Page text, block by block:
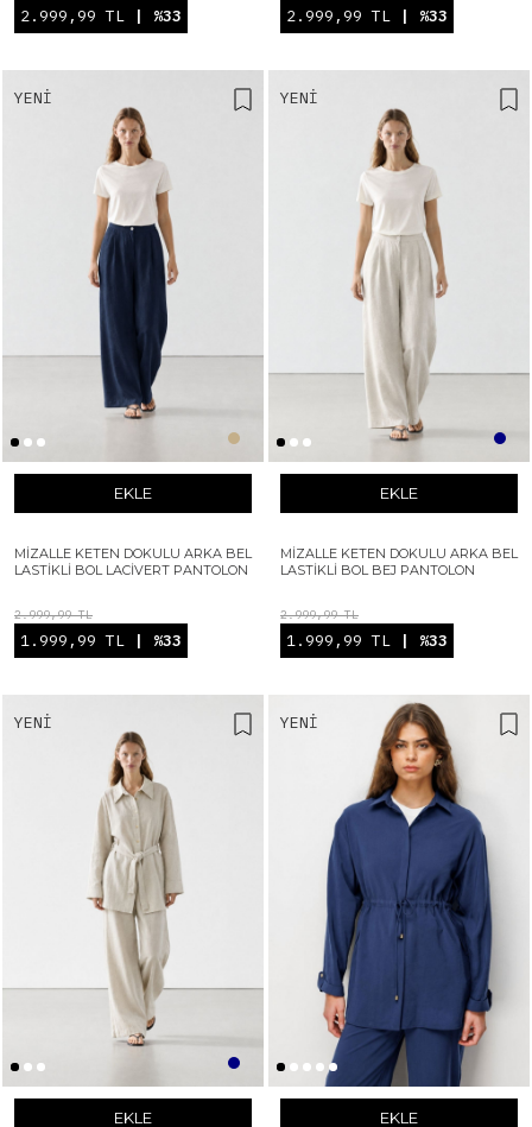
2.999,99 TL | %33 2.999,99 TL | %33
YENI
EKLE
MIZALLE KETEN DOKULU ARKA BEL
LASTIKLI BOL LACIVERT PANTOLON
2.999,99 TL
1.999,99 TL | %33
YENI
EKLE
MIZALLE KETEN DOKULU ARKA BEL
LASTIKLI BOL BEJ PANTOLON
2.999,99 TL
1.999,99 TL | %33
YENI
EKLE
YENI
EKLE